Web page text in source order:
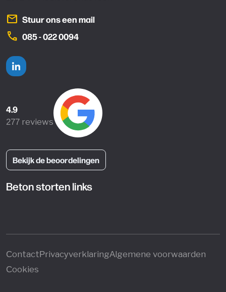
mail Stuur ons een mail
phone 085 - 022 0094
Linkedin
4.9
277 reviews
Bekijk de beoordelingen
Beton storten links
ContactPrivacyverklaringAlgemene voorwaarden
Cookies